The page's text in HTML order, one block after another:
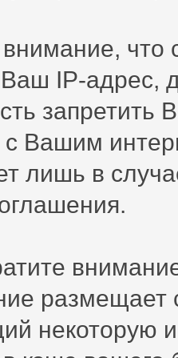
IP-адрес,
запретить
с Вашим
лишь в
некоторую